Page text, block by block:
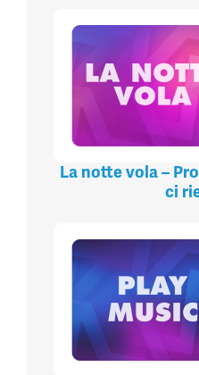
La notte vola –
ci